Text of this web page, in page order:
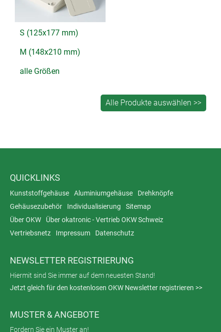
S (125x177 mm)
M (148x210 mm)
alle Größen
QUICKLINKS
Kunststoffgehäuse Aluminiumgehäuse
Drehknöpfe
Gehäusezubehör
Individualisierung
Sitemap
Über OKW
Über okatronic - Vertrieb OKW Schweiz
Vertriebsnetz
Impressum Datenschutz
NEWSLETTER REGISTRIERUNG
Hiermit sind Sie immer auf dem neuesten Stand!
Jetzt gleich für den kostenlosen OKW Newsletter registrieren >>
MUSTER & ANGEBOTE
Fordern Sie ein Muster an!